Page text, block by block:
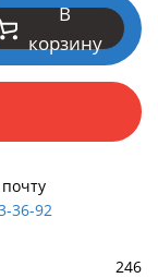
В
корзину
36-92
246